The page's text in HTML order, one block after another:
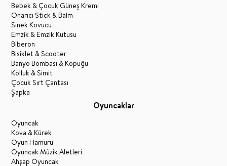
Bebek & Çocuk Güneş Kremi
Onarıcı Stick & Balm
Sinek Kovucu
Emzik & Emzik Kutusu
Biberon
Bisiklet & Scooter
Banyo Bombası & Köpüğü
Kolluk & Simit
Çocuk Sırt Çantası
Şapka
Oyuncaklar
Oyuncak
Kova & Kürek
Oyun Hamuru
Oyuncak Müzik Aletleri
Ahşap Oyuncak